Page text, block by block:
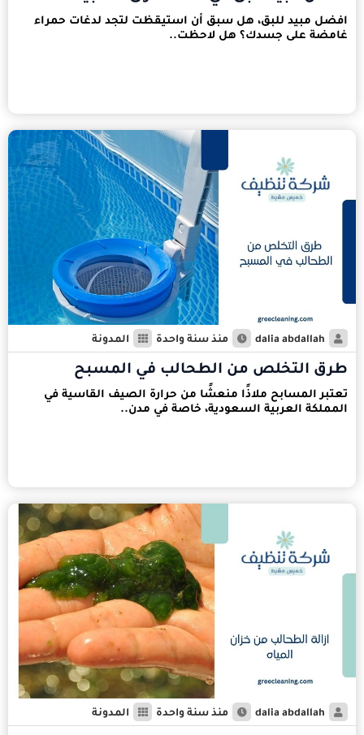
افضل مبيد للبق، هل سبق أن استيقظت لتجد لدغات حمراء
غامضة على جسدك؟ هل لاحظت..
dalia abdallah منذ سنة واحدة المدونة
طرق التخلص من الطحالب في المسبح
تعتبر المسابح ملاذًا منعشًا من حرارة الصيف القاسية في
المملكة العربية السعودية، خاصة في مدن..
dalia abdallah منذ سنة واحدة المدونة